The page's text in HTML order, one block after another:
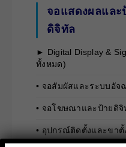
จอแสดงผลและ
ดิจิทัล
► Digital Display &
ทั้งหมด)
• จอสัมผัสและระบบอัจ
• จอโฆษณาและป้ายดิจิ
• อุปกรณ์ติดตั้งและขาตั้